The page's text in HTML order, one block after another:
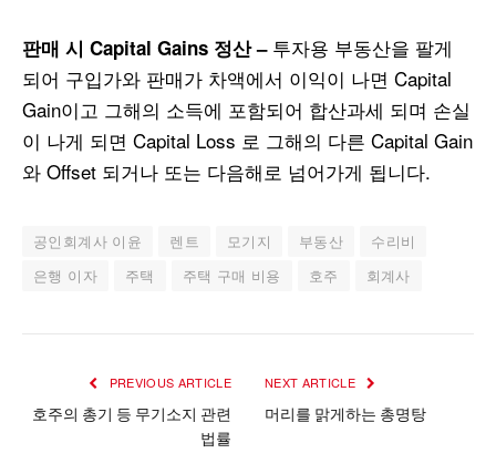
판매 시 Capital Gains 정산– 투자용 부동산을 팔게
되어 구입가와 판매가 차액에서 이익이 나면 Capital
Gain이고 그해의 소득에 포함되어 합산과세 되며 손실
이 나게 되면 Capital Loss 로 그해의 다른 Capital Gain
와 Offset 되거나 또는 다음해로 넘어가게 됩니다.
공인회계사 이윤 렌트 모기지 부동산
수리비
은행 이자
주택 주택 구매 비용 호주 회계사
PREVIOUS ARTICLE
호주의 총기 등 무기소지 관련
법률
NEXT ARTICLE
머리를 맑게하는 총명탕